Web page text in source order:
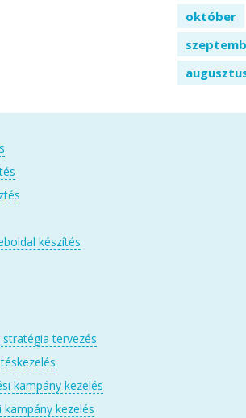
október
készítés
tervezés
kampány kezelés
kampány kezelés